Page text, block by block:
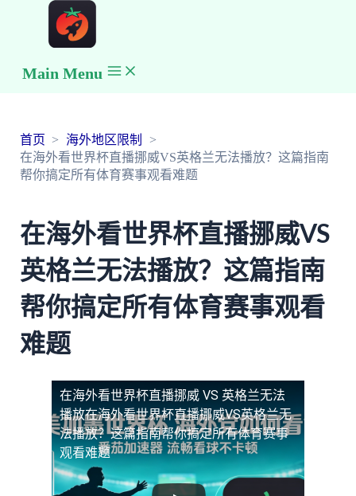
Main Menu
首页
海外地区限制
在海外看世界杯直播挪威VS英格兰无法播放？这篇指南
帮你搞定所有体育赛事观看难题
在海外看世界杯直播挪威VS
英格兰无法播放？这篇指南
帮你搞定所有体育赛事观看
难题
在海外看世界杯直播挪威 VS 英格兰无法
播放在海外看世界杯直播挪威VS英格兰无
法播放？这篇指南帮你搞定所有体育赛事
观看难题